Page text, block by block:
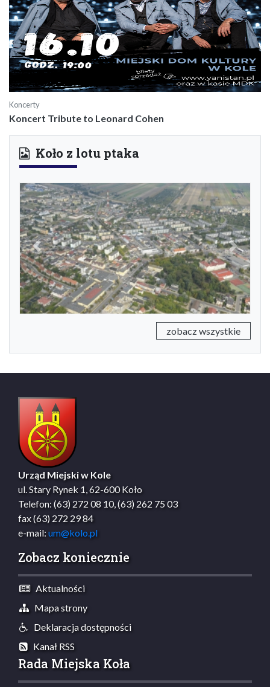
Koncerty
Koncert Tribute to Leonard Cohen
Koło z lotu ptaka
Previous Next
zobacz wszystkie
Urząd Miejski w Kole
ul. Stary Rynek 1, 62-600 Koło
Telefon: (63) 272 08 10, (63) 262 75 03
fax (63) 272 29 84
e-mail: um@kolo.pl
Zobacz koniecznie
Aktualności
Mapa strony
Deklaracja dostępności
Kanał RSS
Rada Miejska Koła